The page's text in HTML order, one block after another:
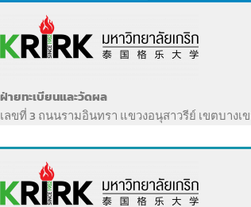
ฝ่ายทะเบียนและวัดผล
เลขที่ 3 ถนนรามอินทรา แขวงอนุสาวรีย์ เขตบาง